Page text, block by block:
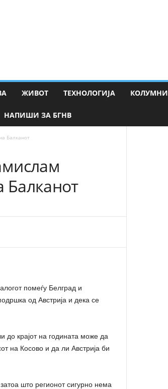
ЖИВОТ ТЕХНОЛОГИЈА КОЛУМНИ
НАПИШИ ЗА БГНВ
Балканот
Балканот
помеѓу Белград и
од Австрија и дека се
до крајот на годината може да
на Косово и да ли Австрија би
што регионот сигурно нема